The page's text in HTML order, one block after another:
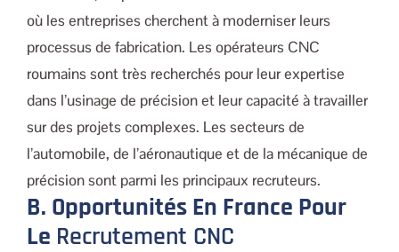
où les entreprises cherchent à moderniser leurs
processus de fabrication. Les opérateurs CNC
roumains sont très recherchés pour leur expertise
dans l’usinage de précision et leur capacité à travailler
sur des projets complexes. Les secteurs de
l’automobile, de l’aéronautique et de la mécanique de
précision sont parmi les principaux recruteurs.
B. Opportunités En France Pour
Le Recrutement CNC